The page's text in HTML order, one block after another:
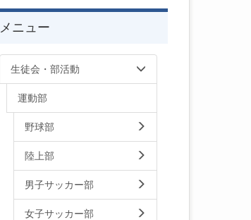
メニュー
生徒会・部活動
運動部
野球部
陸上部
男子サッカー部
女子サッカー部